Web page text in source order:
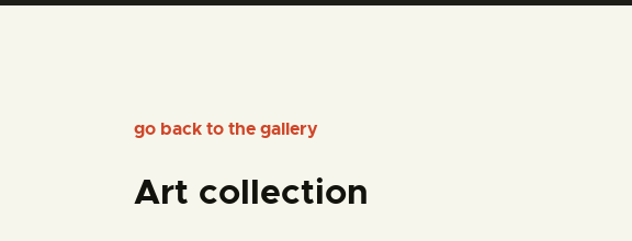
go back to the gallery
Art collection